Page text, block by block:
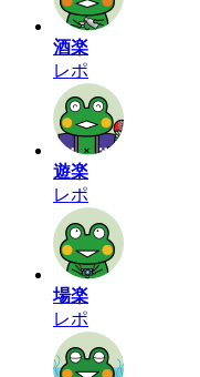
酒楽
レポ
遊楽
レポ
場楽
レポ